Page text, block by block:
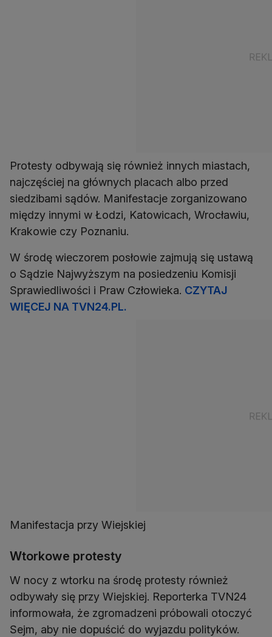
Protesty odbywają się również innych miastach,
najczęściej na głównych placach albo przed
siedzibami sądów. Manifestacje zorganizowano
między innymi w Łodzi, Katowicach, Wrocławiu,
Krakowie czy Poznaniu.
W środę wieczorem posłowie zajmują się ustawą
o Sądzie Najwyższym na posiedzeniu Komisji
Sprawiedliwości i Praw Człowieka. CZYTAJ
WIĘCEJ NA TVN24.PL.
Manifestacja przy Wiejskiej
Wtorkowe protesty
W nocy z wtorku na środę protesty również
odbywały się przy Wiejskiej. Reporterka TVN24
informowała, że zgromadzeni próbowali otoczyć
Sejm, aby nie dopuścić do wyjazdu polityków.